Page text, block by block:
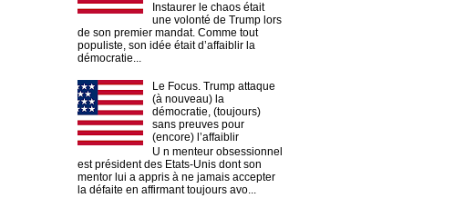
Instaurer le chaos était
une volonté de Trump lors
de son premier mandat. Comme tout
populiste, son idée était d’affaiblir la
démocratie...
Le Focus. Trump attaque
(à nouveau) la
démocratie, (toujours)
sans preuves pour
(encore) l’affaiblir
U n menteur obsessionnel
est président des Etats-Unis dont son
mentor lui a appris à ne jamais accepter
la défaite en affirmant toujours avo...